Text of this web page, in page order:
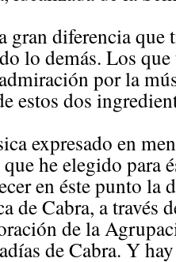
diferencia que
lo demás. Los
por la
estos dos
expresado en
he elegido para
en éste punto la
de Cabra, a través
de la
de Cabra. Y